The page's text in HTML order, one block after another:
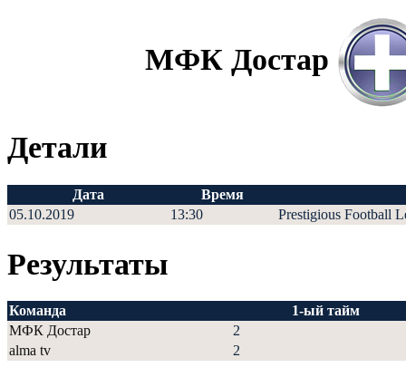
МФК Достар
Детали
Дата
Время
05.10.2019
13:30 Prestigious Football
Результаты
Команда
1-ый тайм
МФК Достар
2
alma tv
2